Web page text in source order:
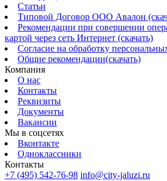
Статьи
Типовой Договор ООО Авалон
Рекомендации при совершении
картой через сеть Интернет (скачать)
Согласие на обработку
Общие рекомендации(скачать)
Компания
О нас
Контакты
Реквизиты
Документы
Вакансии
Мы в соцсетях
Вконтакте
Одноклассники
Контакты
+7 (495) 542-76-98 info@city-jaluzi.ru